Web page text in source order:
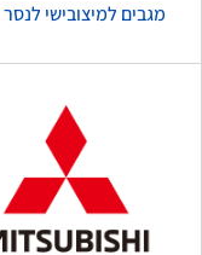
מגבים למיצובישי לנסר EVO